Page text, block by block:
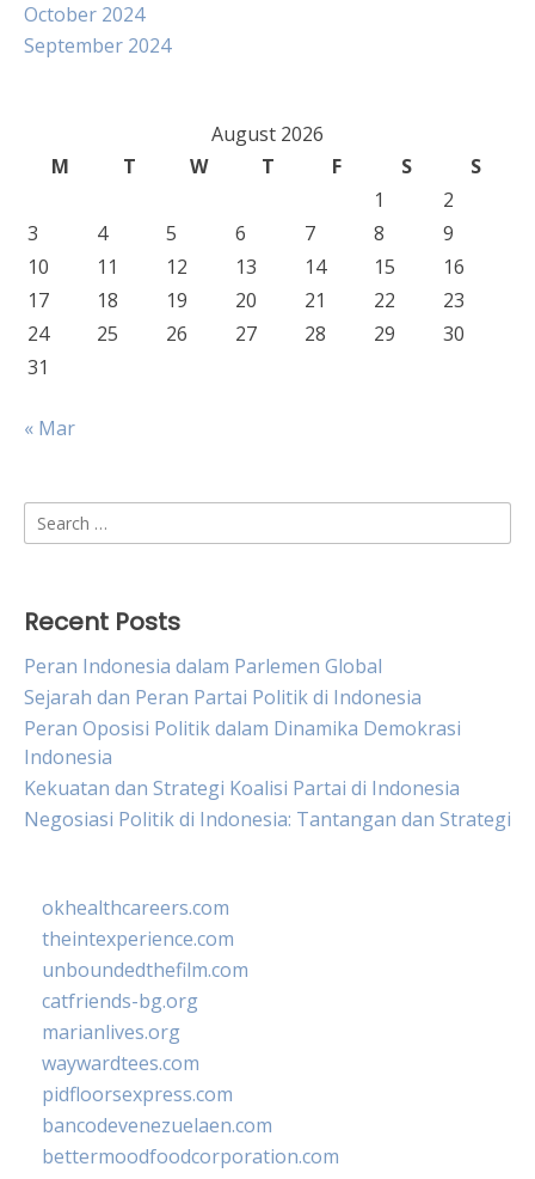
October 2024
September 2024
August 2026
M
T W T F S
S
1
2
3
4 5 6 7 8
9
10
11 12 13 14 15
16
17
18 19 20 21 22
23
24
25 26 27 28 29
30
31
« Mar
Search
for:
Recent Posts
Peran Indonesia dalam Parlemen Global
Sejarah dan Peran Partai Politik di Indonesia
Peran Oposisi Politik dalam Dinamika Demokrasi
Indonesia
Kekuatan dan Strategi Koalisi Partai di Indonesia
Negosiasi Politik di Indonesia: Tantangan dan Strategi
okhealthcareers.com
theintexperience.com
unboundedthefilm.com
catfriends-bg.org
marianlives.org
waywardtees.com
pidfloorsexpress.com
bancodevenezuelaen.com
bettermoodfoodcorporation.com